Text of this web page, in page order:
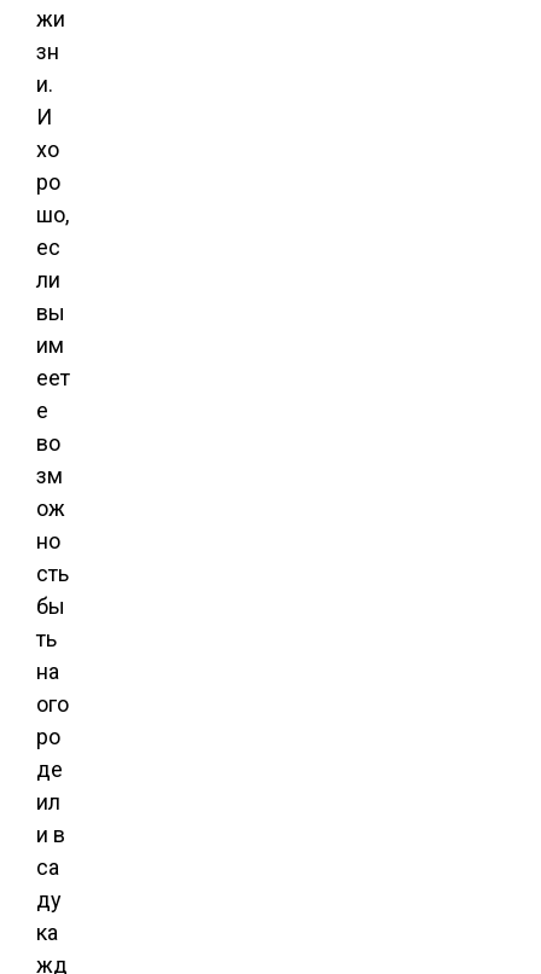
жи
зн
и.
И
хо
ро
шо,
ес
ли
вы
им
еет
е
во
зм
ож
но
сть
бы
ть
на
ого
ро
де
ил
и в
са
ду
ка
жд